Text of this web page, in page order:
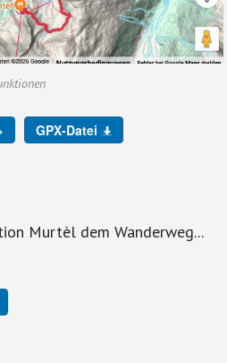
GPX-Datei
Murtèl dem Wanderweg...